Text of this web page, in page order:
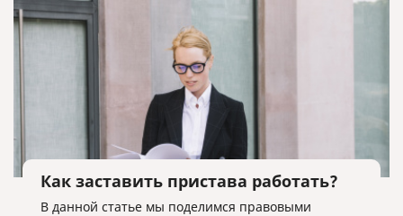
Как заставить пристава работать?
В данной статье мы поделимся правовыми